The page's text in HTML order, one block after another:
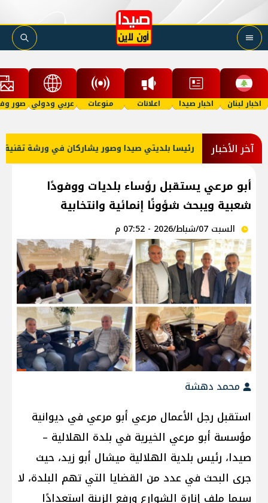
اخبار لبنان اخبار صيدا اعلانات منوعات عربي ودولي صور
آخر الأخباررئيسا بلديتي صيدا وصور يشاركان في ورشة تقنية حول
أبو مرعي يستقبل رؤساء بلديات ووفودًا
شعبية ويبحث شؤونًا إنمائية وانتخابية
السبت 07/شباط/2026 - 07:52 م
محمد دهشة
استقبل رجل الأعمال مرعي أبو مرعي في ديوانية
مؤسسة أبو مرعي الخيرية في بلدة الهلالية –
صيدا، رئيس بلدية الهلالية ميشال أبو زيد، حيث
جرى البحث في عدد من القضايا التي تهم البلدة، لا
سيما ملف إنارة الشوارع ورفع الزينة استعدادًا